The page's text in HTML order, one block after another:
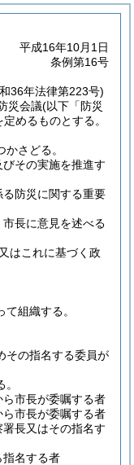
平成16年10月1日
条例第16号
36年法律第223号)
災会議(以下「防災
めるものとする。
さどる。
その実施を推進す
防災に関する重要
長に意見を述べる
はこれに基づく政
組織する。
その指名する委員が
市長が委嘱する者
市長が委嘱する者
長又はその指名す
指名する者